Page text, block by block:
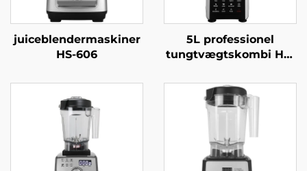
juiceblendermaskiner
HS-606
5L professionel
tungtvægtskombi HS-